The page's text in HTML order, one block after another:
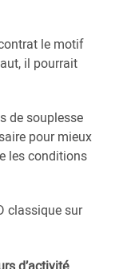
le motif
il pourrait
de souplesse
pour mieux
les conditions
classique sur